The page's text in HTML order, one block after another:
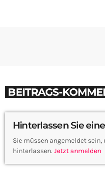
BEITRAGS-
Hinterlassen Sie
Sie müssen angemeldet
hinterlassen. Jetzt anmelden